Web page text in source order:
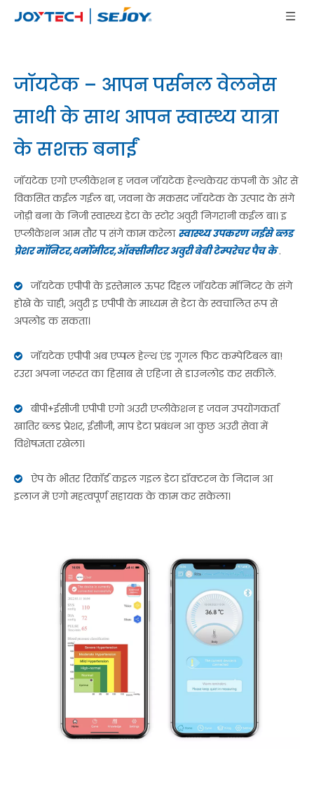
जॉयटेक – आपन पर्सनल वेलनेस
साथी के साथ आपन स्वास्थ्य यात्रा
के सशक्त बनाईं
जॉयटेक एगो एप्लीकेशन ह जवन जॉयटेक हेल्थकेयर कंपनी के ओर से
विकसित कईल गईल बा, जवना के मकसद जॉयटेक के उत्पाद के संगे
जोड़ी बना के निजी स्वास्थ्य डेटा के स्टोर अवुरी निगरानी कईल बा। इ
एप्लीकेशन आम तौर प संगे काम करेला स्वास्थ्य उपकरण जईसे ब्लड
प्रेशर मॉनिटर,थर्मोमीटर,ऑक्सीमीटर अवुरी बेबी टेम्परेचर पैच के.

जॉयटेक एपीपी के इस्तेमाल ऊपर दिहल जॉयटेक मॉनिटर के संगे
होखे के चाही, अवुरी इ एपीपी के माध्यम से डेटा के स्वचालित रूप से
अपलोड क सकता।

जॉयटेक एपीपी अब एप्पल हेल्थ एंड गूगल फिट कम्पेटिबल बा!
रउरा अपना जरूरत का हिसाब से एहिजा से डाउनलोड कर सकीलें.

बीपी+ईसीजी एपीपी एगो अउरी एप्लीकेशन ह जवन उपयोगकर्ता
खातिर ब्लड प्रेशर, ईसीजी, माप डेटा प्रबंधन आ कुछ अउरी सेवा में
विशेषज्ञता रखेला।

ऐप के भीतर रिकॉर्ड कइल गइल डेटा डॉक्टरन के निदान आ
इलाज में एगो महत्वपूर्ण सहायक के काम कर सकेला।